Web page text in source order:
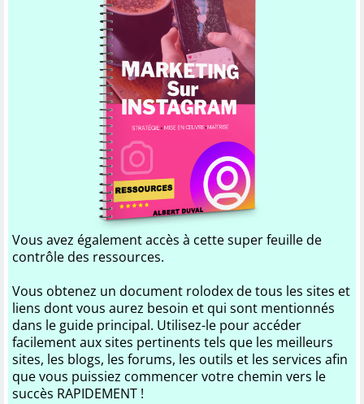
Vous avez également accès à cette super feuille de
contrôle des ressources.
Vous obtenez un document rolodex de tous les sites et
liens dont vous aurez besoin et qui sont mentionnés
dans le guide principal. Utilisez-le pour accéder
facilement aux sites pertinents tels que les meilleurs
sites, les blogs, les forums, les outils et les services afin
que vous puissiez commencer votre chemin vers le
succès RAPIDEMENT !